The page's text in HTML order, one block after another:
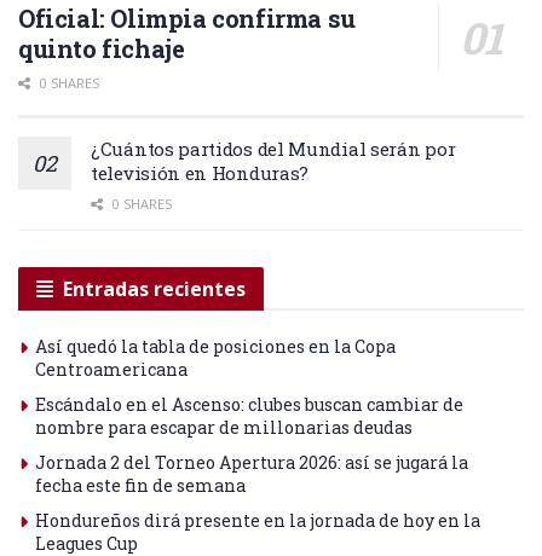
Oficial: Olimpia confirma su
quinto fichaje
0 SHARES
¿Cuántos partidos del Mundial serán por
televisión en Honduras?
0 SHARES
Entradas recientes
Así quedó la tabla de posiciones en la Copa
Centroamericana
Escándalo en el Ascenso: clubes buscan cambiar de
nombre para escapar de millonarias deudas
Jornada 2 del Torneo Apertura 2026: así se jugará la
fecha este fin de semana
Hondureños dirá presente en la jornada de hoy en la
Leagues Cup